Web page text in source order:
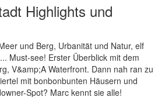
Highlights und
und Berg, Urbanität und Natur, elf
Must-see! Erster Überblick mit dem
V&amp;A Waterfront. Dann nah ran zu
mit bonbonbunten Häusern und
Spot? Marc kennt sie alle!